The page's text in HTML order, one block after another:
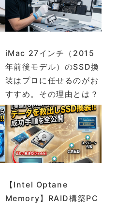
iMac 27インチ（2015
年前後モデル）のSSD換
装はプロに任せるのがお
すすめ。その理由とは？
【Intel Optane
Memory】RAID構築PC